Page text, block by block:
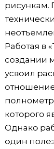
рисункам.
Работая в
создании
усвоил
которого
Однако
один